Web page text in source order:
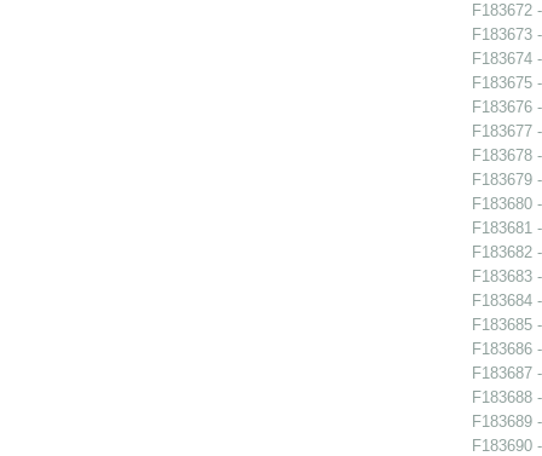
F183672
F183673
F183674
F183675
F183676
F183677
F183678
F183679
F183680
F183681
F183682
F183683
F183684
F183685
F183686
F183687
F183688
F183689
F183690